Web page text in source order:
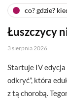
co? gdzie?
Łuszczycy
3 sierpnia 2026
Startuje IV edycja
odkryć”, która
z tą chorobą.